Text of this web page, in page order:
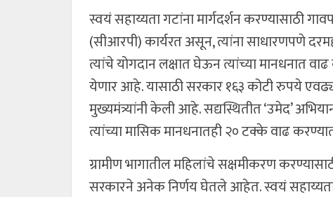
स्वयं सहाय्यता गटांना मार्गदर्शन करण्यासाठी
(सीआरपी) कार्यरत असून, त्यांना साधारणपणे
त्यांचे योगदान लक्षात घेऊन त्यांच्या मानधनात
येणार आहे. यासाठी सरकार १६३ कोटी रुपये
मुख्यमंत्र्यांनी केली आहे. सद्यस्थितीत ‘उमेद’
त्यांच्या मासिक मानधनातही २० टक्के वाढ
ग्रामीण भागातील महिलांचे सक्षमीकरण
सरकारने अनेक निर्णय घेतले आहेत. स्वयं